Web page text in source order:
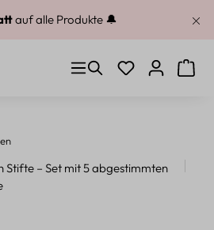
auf alle Produkte 🔔
Du hast 0